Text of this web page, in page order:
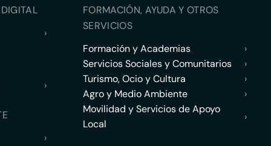
›
›
›
FORMACIÓN, AYUDA Y OTROS
SERVICIOS
Formación y Academias
›
Servicios Sociales y Comunitarios
›
Turismo, Ocio y Cultura
›
Agro y Medio Ambiente
›
Movilidad y Servicios de Apoyo
Local
›